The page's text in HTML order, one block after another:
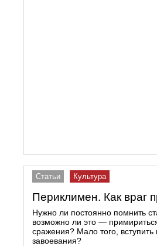
Статьи Культура
Периклимен. Как враг
Нужно ли постоянно помнить
возможно ли это —
сражения? Мало того,
завоевания?